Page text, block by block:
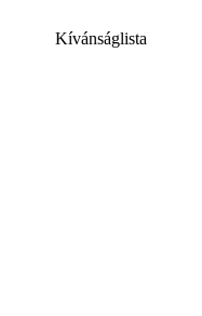
Kívánságlista